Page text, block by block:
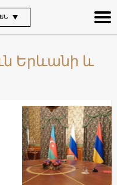
Երևանի և